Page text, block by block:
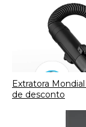
Extratora
de desconto